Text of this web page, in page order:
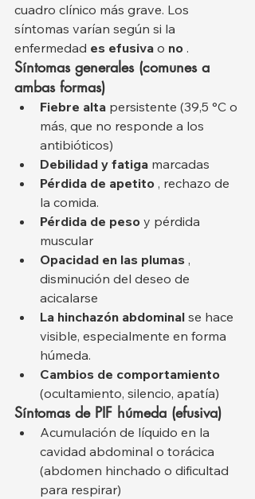
cuadro clínico más grave. Los
síntomas varían según si la
enfermedad es efusiva o no .
Síntomas generales (comunes a
ambas formas)
Fiebre alta persistente (39,5 °C o
más, que no responde a los
antibióticos)
Debilidad y fatiga marcadas
Pérdida de apetito , rechazo de
la comida.
Pérdida de peso y pérdida
muscular
Opacidad en las plumas ,
disminución del deseo de
acicalarse
La hinchazón abdominal se hace
visible, especialmente en forma
húmeda.
Cambios de comportamiento
(ocultamiento, silencio, apatía)
Síntomas de PIF húmeda (efusiva)
Acumulación de líquido en la
cavidad abdominal o torácica
(abdomen hinchado o dificultad
para respirar)